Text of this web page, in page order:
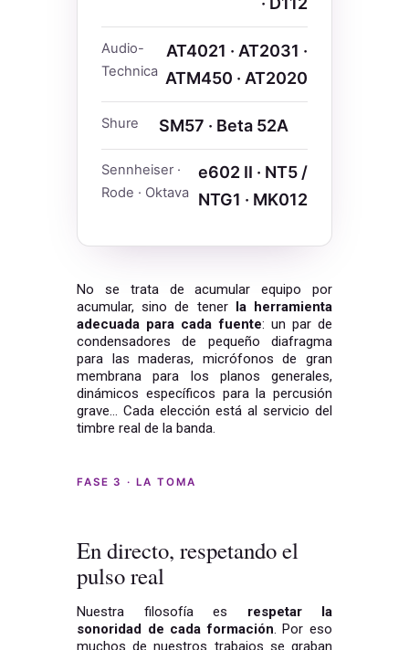
Audio-
Technica
AT4021 · AT2031 ·
ATM450 · AT2020
Shure SM57 · Beta 52A
Sennheiser ·
Rode · Oktava
e602 II · NT5 /
NTG1 · MK012
No se trata de acumular equipo por
acumular, sino de tener la herramienta
adecuada para cada fuente: un par de
condensadores de pequeño diafragma
para las maderas, micrófonos de gran
membrana para los planos generales,
dinámicos específicos para la percusión
grave… Cada elección está al servicio del
timbre real de la banda.
FASE 3 · LA TOMA
En directo, respetando el
pulso real
Nuestra filosofía es respetar la
sonoridad de cada formación. Por eso
muchos de nuestros trabajos se graban